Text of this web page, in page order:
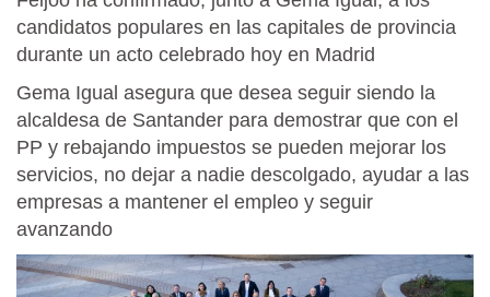
candidatos populares en las capitales de provincia
durante un acto celebrado hoy en Madrid
Gema Igual asegura que desea seguir siendo la
alcaldesa de Santander para demostrar que con el
PP y rebajando impuestos se pueden mejorar los
servicios, no dejar a nadie descolgado, ayudar a las
empresas a mantener el empleo y seguir
avanzando